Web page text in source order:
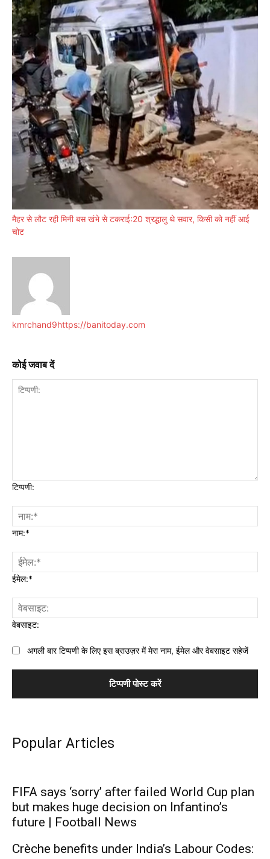
मैहर से लौट रही मिनी बस खंभे से टकराई:20 श्रद्धालु थे सवार, किसी को नहीं आई
चोट
kmrchand9https://banitoday.com
कोई जवाब दें
टिप्पणी:
नाम:*
ईमेल:*
वेबसाइट:
अगली बार टिप्पणी के लिए इस ब्राउज़र में मेरा नाम, ईमेल और वेबसाइट सहेजें
Popular Articles
FIFA says ‘sorry’ after failed World Cup plan
but makes huge decision on Infantino’s
future | Football News
Crèche benefits under India’s Labour Codes: